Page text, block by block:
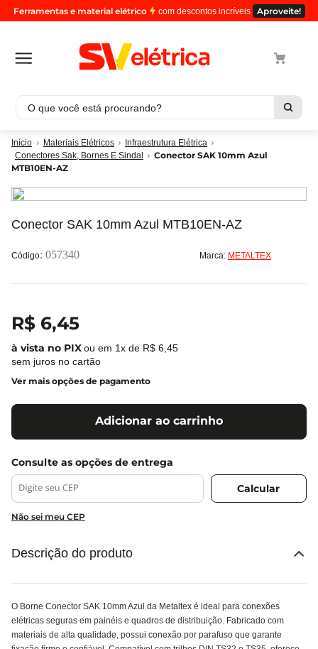
Ferramentas e material elétrico com descontos incríveis Aproveite!
O que você está procurando?
Materiais Elétricos
Infraestrutura Elétrica
Conectores Sak, Bornes E Sindal
Conector SAK 10mm Azul
MTB10EN-AZ
Conector SAK 10mm Azul MTB10EN-AZ
: 057340 Marca: METALTEX
R$ 6,45
ou em 1x de R$ 6 45
sem juros no cartão
Ver mais opções de pagamento
Adicionar ao carrinho
Não sei meu CEP
Descrição do produto
O Borne Conector SAK 10mm Azul da Metaltex é ideal para conexões
elétricas seguras em painéis e quadros de distribuição. Fabricado com
materiais de alta qualidade, possui conexão por parafuso que garante
Termos mais buscados
1º cabo
2º luminaria
4º 4
5º eletroduto